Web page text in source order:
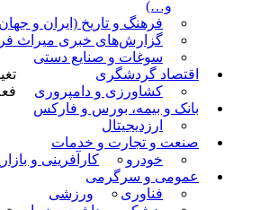
و…)
فرهنگ و تاریخ (ایران و
گزارش‌های خبری میراث
سوغات و صنایع دستی
اقتصاد گردشگری
کشاورزی و دامپروری
بانک و بیمه، بورس و فارکس
ارزدیجیتال
صنعت و تجارت و خدمات
خودرو
کارآفرینی و
عمومی و سرگرمی
فناوری
ورزشی